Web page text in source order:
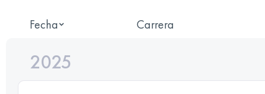
Fecha Carrera
2025